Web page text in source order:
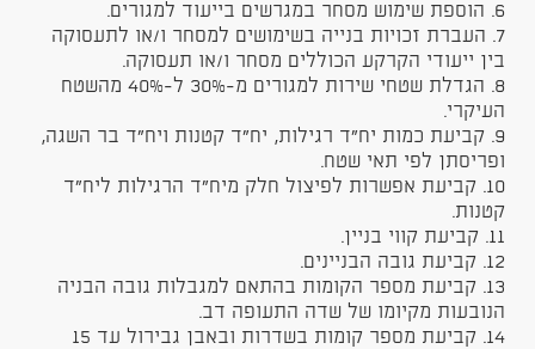
6. הוספת שימוש מסחר במגרשים בייעוד למגורים.
7. העברת זכויות בנייה בשימושים למסחר ו/או לתעסוקה
בין ייעודי הקרקע הכוללים מסחר ו/או תעסוקה.
8. הגדלת שטחי שירות למגורים מ-30% ל-40% מהשטח
העיקרי.
9. קביעת כמות יח"ד רגילות, יח"ד קטנות ויח"ד בר השגה,
ופריסתן לפי תאי שטח.
10. קביעת אפשרות לפיצול חלק מיח"ד הרגילות ליח"ד
קטנות.
11. קביעת קווי בניין.
12. קביעת גובה הבניינים.
13. קביעת מספר הקומות בהתאם למגבלות גובה הבניה
הנובעות מקיומו של שדה התעופה דב.
14. קביעת מספר קומות בשדרות ובאבן גבירול עד 15